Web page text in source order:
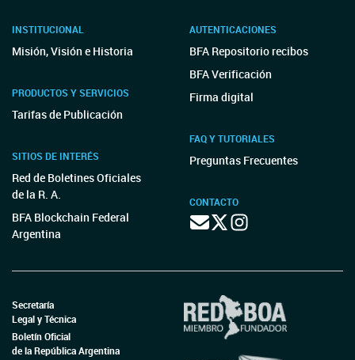
INSTITUCIONAL
Misión, Visión e Historia
PRODUCTOS Y SERVICIOS
Tarifas de Publicación
SITIOS DE INTERÉS
Red de Boletines Oficiales
de la R. A.
BFA Blockchain Federal
Argentina
AUTENTICACIONES
BFA Repositorio recibos
BFA Verificación
Firma digital
FAQ Y TUTORIALES
Preguntas Frecuentes
CONTACTO
Secretaría
Legal y Técnica
Boletín Oficial
de la República Argentina